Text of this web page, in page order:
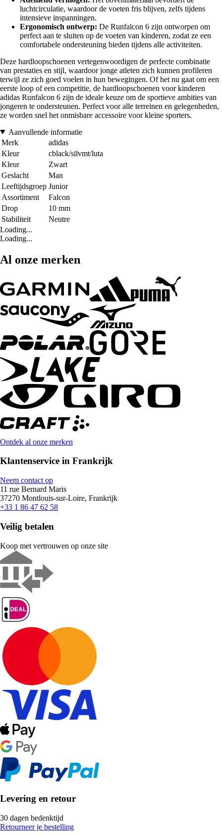
luchtcirculatie, waardoor de voeten fris blijven, zelfs tijdens
intensieve inspanningen.
Ergonomisch ontwerp: De Runfalcon 6 zijn ontworpen om
perfect aan te sluiten op de voeten van kinderen, zodat ze een
comfortabele ondersteuning bieden tijdens alle activiteiten.
Deze hardloopschoenen vertegenwoordigen de perfecte combinatie
van prestaties en stijl, waardoor jonge atleten zich kunnen profileren
terwijl ze zich goed voelen in hun bewegingen. Of het nu gaat om een
eerste loop of een competitie, de hardloopschoenen voor kinderen
adidas Runfalcon 6 zijn de ideale keuze om de sportieve ambities van
jongeren te ondersteunen. Perfect voor alle terreinen en gelegenheden,
ze worden snel het onmisbare accessoire voor kleine sporters.
Aanvullende informatie
Merk
adidas
Kleur
cblack/silvmt/luta
Kleur
Zwart
Geslacht
Man
Leeftijdsgroep Junior
Assortiment
Falcon
Drop
10 mm
Stabiliteit
Neutre
Loading...
Loading...
Al onze merken
Ontdek al onze merken
Klantenservice in Frankrijk
Neem contact op
11 rue Bernard Maris
37270 Montlouis-sur-Loire, Frankrijk
+33 1 86 47 62 58
Veilig betalen
Koop met vertrouwen op onze site
Levering en retour
30 dagen bedenktijd
Retourneer je bestelling